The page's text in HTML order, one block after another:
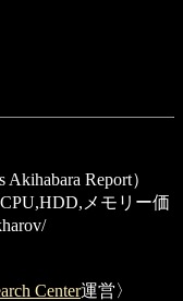
Akihabara Report）
メモリー価
Center運営〉